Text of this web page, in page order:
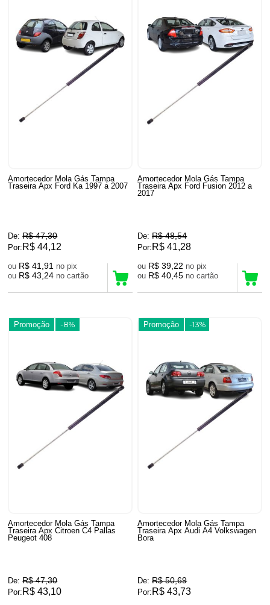
Amortecedor Mola Gás Tampa
Traseira Apx Ford Ka 1997 a 2007
De: R$ 47,30
Por: R$ 44,12
ou R$ 41,91
no pix
ou R$ 43,24 no cartão
Amortecedor Mola Gás Tampa
Traseira Apx Ford Fusion 2012 a
2017
De: R$ 48,54
Por: R$ 41,28
ou R$ 39,22
no pix
ou R$ 40,45 no cartão
Promoção -8%
Amortecedor Mola Gás Tampa
Traseira Apx Citroen C4 Pallas
Peugeot 408
De: R$ 47,30
Por: R$ 43,10
Promoção -13%
Amortecedor Mola Gás Tampa
Traseira Apx Audi A4 Volkswagen
Bora
De: R$ 50,69
Por: R$ 43,73